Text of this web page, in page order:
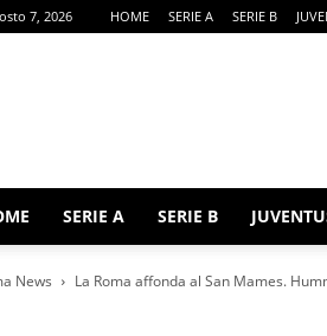
7, 2026 HOME SERIE A SERIE B
SERIE A SERIE B
News La Roma affonda al San Mames.